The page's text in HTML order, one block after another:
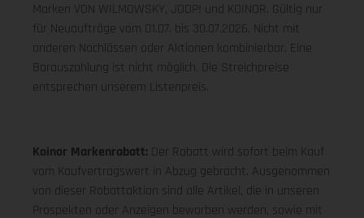
Marken VON WILMOWSKY, JOOP! und KOINOR. Gültig nur
für Neuaufträge vom 01.07. bis 30.07.2026. Nicht mit
anderen Nachlässen oder Aktionen kombinierbar. Eine
Barauszahlung ist nicht möglich. Die Streichpreise
entsprechen unserem Listenpreis.
Koinor Markenrabatt: Der Rabatt wird sofort beim Kauf
vom Kaufvertragswert in Abzug gebracht. Ausgenommen
von dieser Rabattaktion sind alle Artikel, die in unseren
Prospekten oder Anzeigen beworben werden, sowie mit